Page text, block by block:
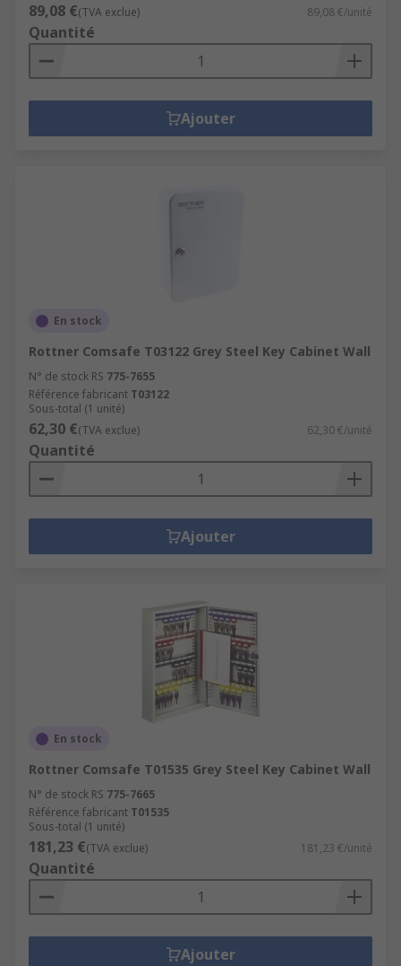
89,08 €(TVA exclue) 89,08 €/unité
Quantité
Ajouter
En stock
Rottner Comsafe T03122 Grey Steel Key Cabinet Wall
N° de stock RS 775-7655
Référence fabricant T03122
Sous-total (1 unité)
62,30 €(TVA exclue) 62,30 €/unité
Quantité
Ajouter
En stock
Rottner Comsafe T01535 Grey Steel Key Cabinet Wall
N° de stock RS 775-7665
Référence fabricant T01535
Sous-total (1 unité)
181,23 €(TVA exclue) 181,23 €/unité
Quantité
Ajouter